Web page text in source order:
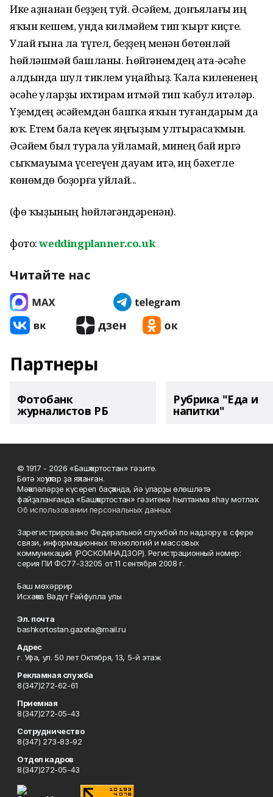
Ике аҙнанан беҙҙең туй. Әсәйем, донъялағы иң
яҡын кешем, унда килмәйем тип ҡырт киҫте.
Улай ғына ла түгел, беҙҙең менән бөтөнләй
һөйләшмәй башланы. Һөйгәнемдең ата-әсәһе
алдында шул тиклем уңайһыҙ. Ҡала килененең
әсәһе уларҙы ихтирам итмәй тип ҡабул итәләр.
Үҙемдең әсәйемдән башҡа яҡын туғандарым да
юҡ. Етем бала кеүек яңғыҙым ултырасаҡмын.
Әсәйем был турала уйламай, минең бай иргә
сыҡмауыма үсегеүен дауам итә, иң бәхетле
көнөмдө боҙорға уйлай...
(Өфө ҡыҙының һөйләгәндәренән).
фото:weddingplanner.co.uk
Читайте нас
Партнеры
Фотобанк
журналистов РБ
Рубрика "Еда и
напитки"
© 1917 - 2026 «Башҡортостан» гәзите.
Бөтә хоҡуҡтар ҙа яҡланған.
Мәҡәләләрҙе күсереп баҫҡанда, йә уларҙы өлөшләтә
файҙаланғанда «Башҡортостан» гәзитенә һылтанма яһау мотлаҡ.
Об использовании персональных данных
Зарегистрировано Федеральной службой по надзору в сфере
связи, информационных технологий и массовых
коммуникаций (РОСКОМНАДЗОР). Регистрационный номер:
серия ПИ ФС77-33205 от 11 сентября 2008 г.
Баш мөхәррир
Исхаҡов Вәдүт Ғәйфулла улы
Эл. почта
bashkortostan.gazeta@mail.ru
Адрес
г. Уфа, ул. 50 лет Октября, 13, 5-й этаж
Рекламная служба
8(347)272-62-61
Приемная
8(347)272-05-43
Сотрудничество
8(347) 273-83-92
Отдел кадров
8(347)272-05-43